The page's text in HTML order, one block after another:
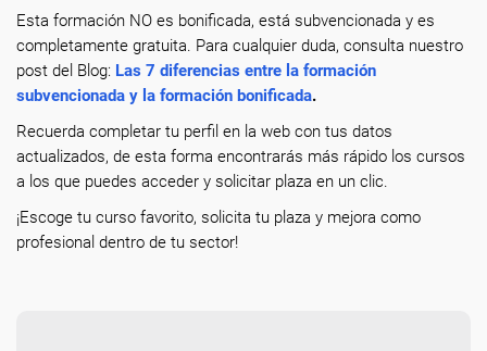
Esta formación NO es bonificada, está subvencionada y es
completamente gratuita. Para cualquier duda, consulta nuestro
post del Blog: Las 7 diferencias entre la formación
subvencionada y la formación bonificada.
Recuerda completar tu perfil en la web con tus datos
actualizados, de esta forma encontrarás más rápido los cursos
a los que puedes acceder y solicitar plaza en un clic.
¡Escoge tu curso favorito, solicita tu plaza y mejora como
profesional dentro de tu sector!